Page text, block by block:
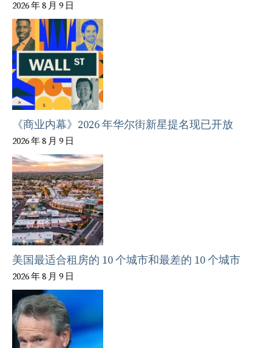
2026 年 8 月 9 日
《商业内幕》2026 年华尔街新星提名现已开放
2026 年 8 月 9 日
美国最适合租房的 10 个城市和最差的 10 个城市
2026 年 8 月 9 日